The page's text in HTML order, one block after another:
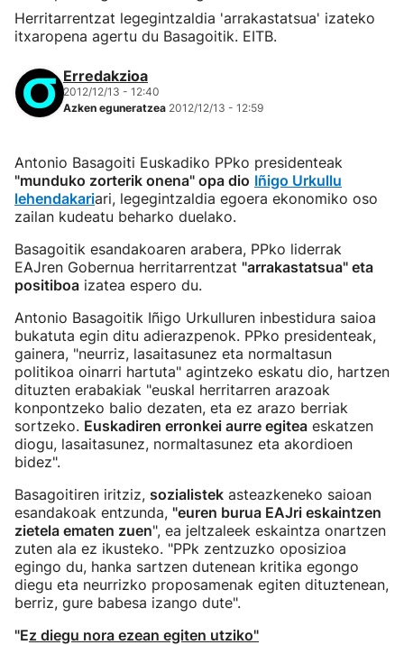
Herritarrentzat legegintzaldia 'arrakastatsua' izateko
itxaropena agertu du Basagoitik. EITB.
Erredakzioa
2012/12/13 - 12:40
Azken eguneratzea 2012/12/13 - 12:59
Antonio Basagoiti Euskadiko PPko presidenteak
"munduko zorterik onena" opa dio Iñigo Urkullu
lehendakariari, legegintzaldia egoera ekonomiko oso
zailan kudeatu beharko duelako.
Basagoitik esandakoaren arabera, PPko liderrak
EAJren Gobernua herritarrentzat "arrakastatsua" eta
positiboa izatea espero du.
Antonio Basagoitik Iñigo Urkulluren inbestidura saioa
bukatuta egin ditu adierazpenok. PPko presidenteak,
gainera, "neurriz, lasaitasunez eta normaltasun
politikoa oinarri hartuta" agintzeko eskatu dio, hartzen
dituzten erabakiak "euskal herritarren arazoak
konpontzeko balio dezaten, eta ez arazo berriak
sortzeko. Euskadiren erronkei aurre egitea eskatzen
diogu, lasaitasunez, normaltasunez eta akordioen
bidez".
Basagoitiren iritziz, sozialistek asteazkeneko saioan
esandakoak entzunda, "euren burua EAJri eskaintzen
zietela ematen zuen", ea jeltzaleek eskaintza onartzen
zuten ala ez ikusteko. "PPk zentzuzko oposizioa
egingo du, hanka sartzen dutenean kritika egongo
diegu eta neurrizko proposamenak egiten dituztenean,
berriz, gure babesa izango dute".
"Ez diegu nora ezean egiten utziko"